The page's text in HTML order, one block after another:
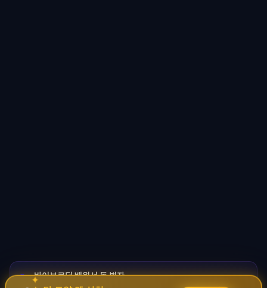
🚀바이브코딩 배워서 돈 벌자
코딩 몰라도 AI로 자동화 수익 시스템 구축 · 무료
✦ ✧